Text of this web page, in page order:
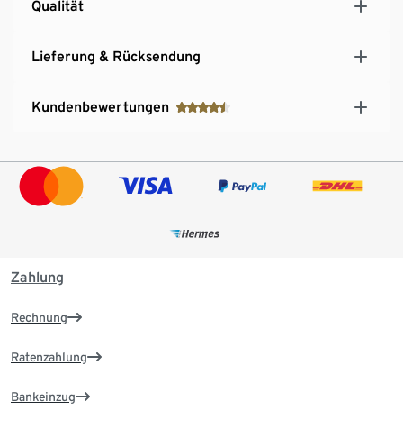
Qualität
Lieferung & Rücksendung
Kundenbewertungen
Zahlung
Rechnung
Ratenzahlung
Bankeinzug